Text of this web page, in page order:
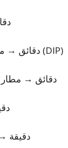
4
8 دقائق → مجمع دبي للاستثمار (DIP)
10 دقائق →
30